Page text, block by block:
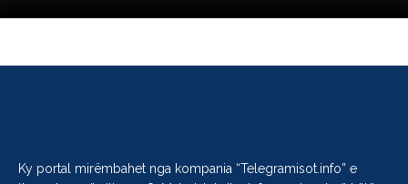
Ky portal mirëmbahet nga kompania “Telegramisot.info” e